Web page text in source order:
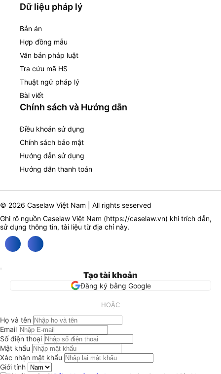
Dữ liệu pháp lý
Bản án
Hợp đồng mẫu
Văn bản pháp luật
Tra cứu mã HS
Thuật ngữ pháp lý
Bài viết
Chính sách và Hướng dẫn
Điều khoản sử dụng
Chính sách bảo mật
Hướng dẫn sử dụng
Hướng dẫn thanh toán
© 2026 Caselaw Việt Nam | All rights seserved
Ghi rõ nguồn Caselaw Việt Nam (https://caselaw.vn) khi trích dẫn,
sử dụng thông tin, tài liệu từ địa chỉ này.
Tạo tài khoản
Đăng ký bằng Google
HOẶC
Họ và tên
Email
Số điện thoại
Mật khẩu
Xác nhận mật khẩu
Giới tính